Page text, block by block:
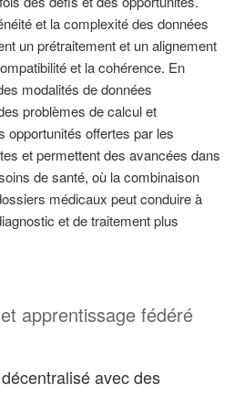
et la complexité des données
un prétraitement et un alignement
et la cohérence. En
modalités de données
problèmes de calcul et
opportunités offertes par les
et permettent des avancées dans
de santé, où la combinaison
médicaux peut conduire à
et de traitement plus
apprentissage fédéré
avec des